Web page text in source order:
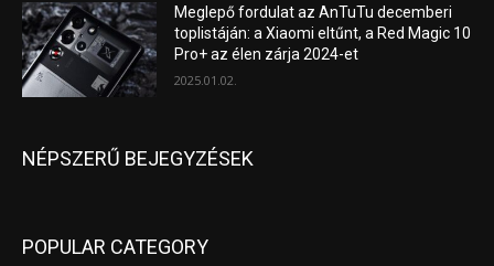
Meglepő fordulat az AnTuTu decemberi
toplistáján: a Xiaomi eltűnt, a Red Magic 10
Pro+ az élen zárja 2024-et
2025.01.02.
NÉPSZERŰ BEJEGYZÉSEK
POPULAR CATEGORY